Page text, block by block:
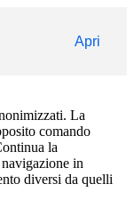
Apri
La
comando
la
in
diversi da quelli